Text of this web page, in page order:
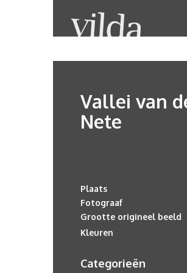
Vallei van
Nete
Plaats
Fotograaf
Grootte origineel beeld
Kleuren
Categorieën